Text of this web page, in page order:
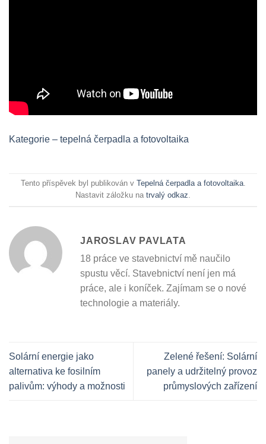
Kategorie – tepelná čerpadla a fotovoltaika
Tento příspěvek byl publikován v Tepelná čerpadla a fotovoltaika.
Nastavit záložku na trvalý odkaz.
JAROSLAV PAVLATA
18 práce ve stavebnictví mě naučilo
spustu věcí. Stavebnictví není jen má
práce, ale i koníček. Zajímam se o nové
technologie a materiály.
Solární energie jako
alternativa ke fosilním
palivům: výhody a možnosti
Zelené řešení: Solární
panely a udržitelný provoz
průmyslových zařízení